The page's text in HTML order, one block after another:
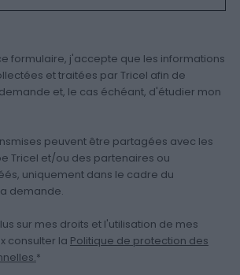
formulaire, j'accepte que les informations
et traitées par Tricel afin de
et, le cas échéant, d'étudier mon
peuvent être partagées avec les
Tricel et/ou des partenaires ou
uniquement dans le cadre du
demande.
sur mes droits et l'utilisation de mes
consulter la Politique de protection des
*